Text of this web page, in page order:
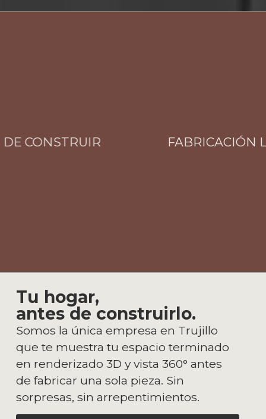
FABRICACIÓN
Tu hogar,
antes de construirlo.
Somos la única empresa en Trujillo
que te muestra tu espacio terminado
en renderizado 3D y vista 360° antes
de fabricar una sola pieza. Sin
sorpresas, sin arrepentimientos.